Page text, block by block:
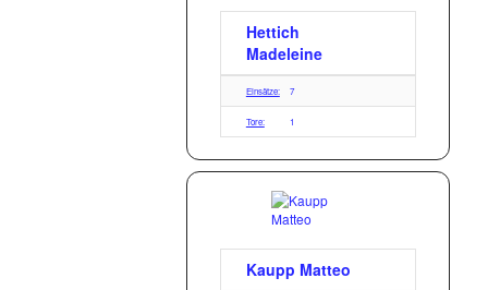
Hettich
Madeleine
Einsätze: 7
Tore: 1
Kaupp Matteo